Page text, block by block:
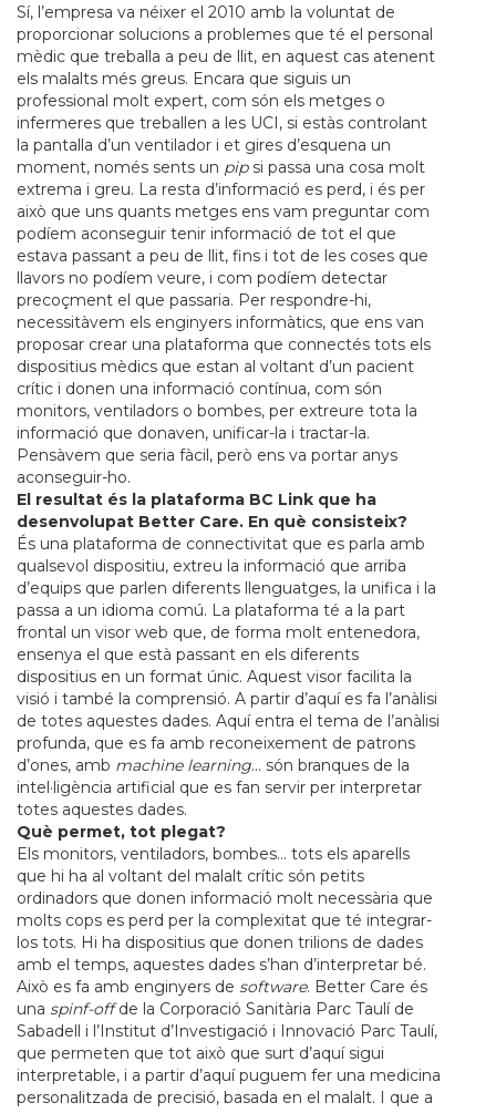
Sí, l’empresa va néixer el 2010 amb la voluntat de
proporcionar solucions a problemes que té el personal
mèdic que treballa a peu de llit, en aquest cas atenent
els malalts més greus. Encara que siguis un
professional molt expert, com són els metges o
infermeres que treballen a les UCI, si estàs controlant
la pantalla d’un ventilador i et gires d’esquena un
moment, només sents un pip si passa una cosa molt
extrema i greu. La resta d’informació es perd, i és per
això que uns quants metges ens vam preguntar com
podíem aconseguir tenir informació de tot el que
estava passant a peu de llit, fins i tot de les coses que
llavors no podíem veure, i com podíem detectar
precoçment el que passaria. Per respondre-hi,
necessitàvem els enginyers informàtics, que ens van
proposar crear una plataforma que connectés tots els
dispositius mèdics que estan al voltant d’un pacient
crític i donen una informació contínua, com són
monitors, ventiladors o bombes, per extreure tota la
informació que donaven, unificar-la i tractar-la.
Pensàvem que seria fàcil, però ens va portar anys
aconseguir-ho.
El resultat és la plataforma BC Link que ha
desenvolupat Better Care. En què consisteix?
És una plataforma de connectivitat que es parla amb
qualsevol dispositiu, extreu la informació que arriba
d’equips que parlen diferents llenguatges, la unifica i la
passa a un idioma comú. La plataforma té a la part
frontal un visor web que, de forma molt entenedora,
ensenya el que està passant en els diferents
dispositius en un format únic. Aquest visor facilita la
visió i també la comprensió. A partir d’aquí es fa l’anàlisi
de totes aquestes dades. Aquí entra el tema de l’anàlisi
profunda, que es fa amb reconeixement de patrons
d’ones, amb machine learning… són branques de la
intel·ligència artificial que es fan servir per interpretar
totes aquestes dades.
Què permet, tot plegat?
Els monitors, ventiladors, bombes… tots els aparells
que hi ha al voltant del malalt crític són petits
ordinadors que donen informació molt necessària que
molts cops es perd per la complexitat que té integrar-
los tots. Hi ha dispositius que donen trilions de dades
amb el temps, aquestes dades s’han d’interpretar bé.
Això es fa amb enginyers de software. Better Care és
una spinf-offde la Corporació Sanitària Parc Taulí de
Sabadell i l’Institut d’Investigació i Innovació Parc Taulí,
que permeten que tot això que surt d’aquí sigui
interpretable, i a partir d’aquí puguem fer una medicina
personalitzada de precisió, basada en el malalt. I que a